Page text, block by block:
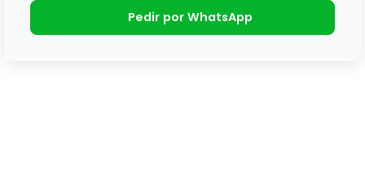
Pedir por WhatsApp